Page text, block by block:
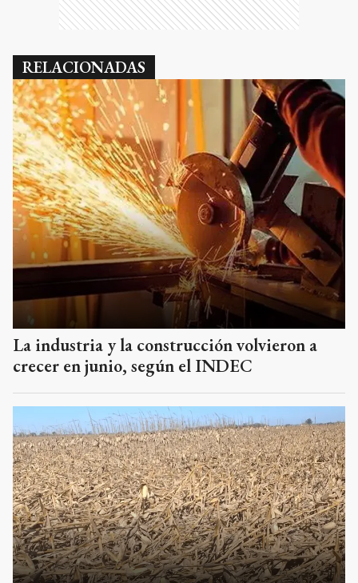
RELACIONADAS
La industria y la construcción volvieron a
crecer en junio, según el INDEC